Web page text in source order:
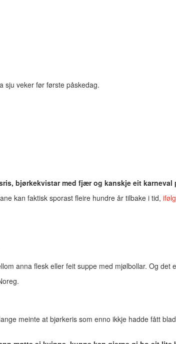
sju veker før første påskedag.
bjørkekvistar med fjær og kanskje eit karneval
kan faktisk sporast fleire hundre år tilbake i tid,
anna flesk eller feit suppe med mjølbollar. Og
meinte at bjørkeris som enno ikkje hadde fått